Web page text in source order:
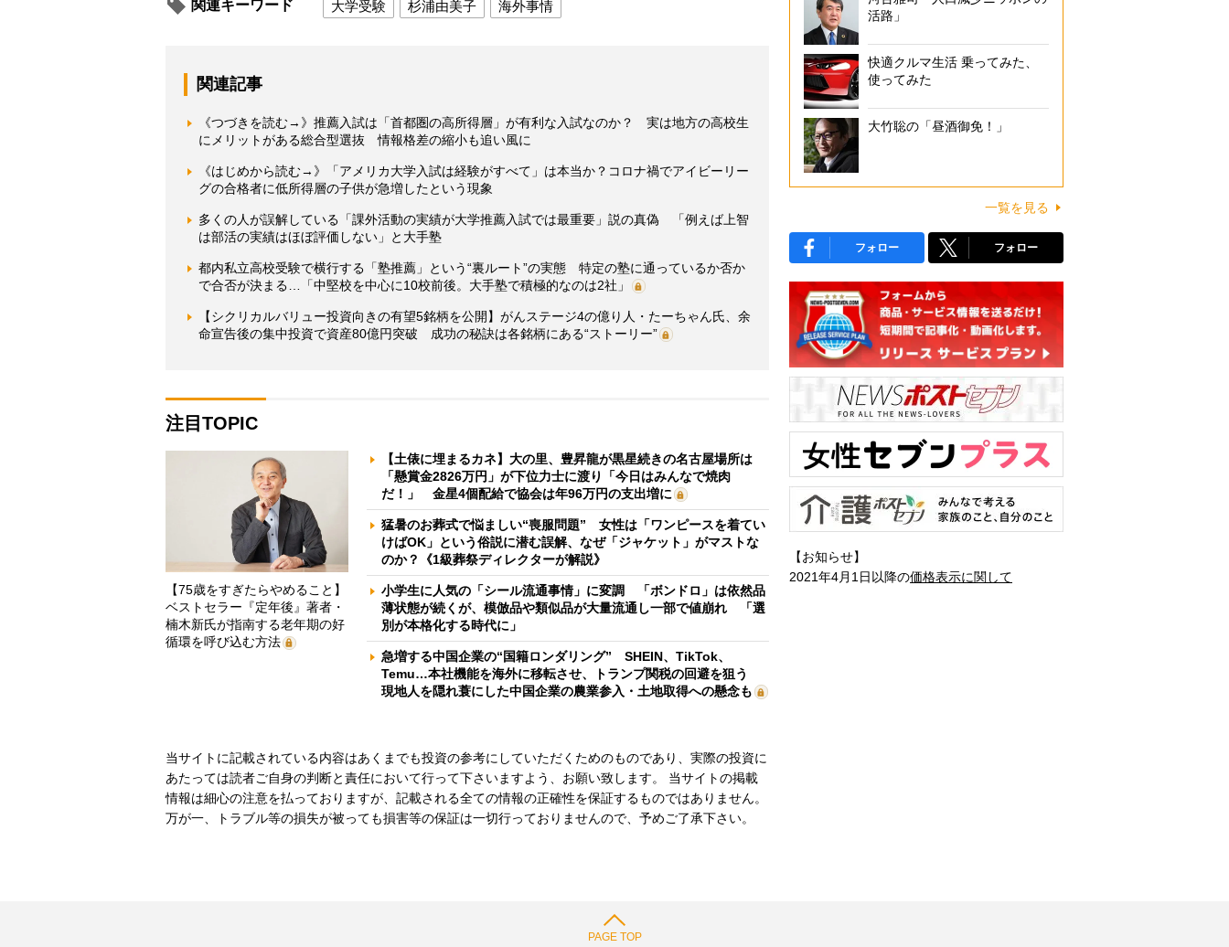
関連キーワード 大学受験 杉浦由美子 海外事情
関連記事
《つづきを読む→》推薦入試は「首都圏の高所得層」が有利な入試なのか？ 実は地方の高校生
にメリットがある総合型選抜 情報格差の縮小も追い風に
《はじめから読む→》「アメリカ大学入試は経験がすべて」は本当か？コロナ禍でアイビーリー
グの合格者に低所得層の子供が急増したという現象
多くの人が誤解している「課外活動の実績が大学推薦入試では最重要」説の真偽 「例えば上智
は部活の実績はほぼ評価しない」と大手塾
都内私立高校受験で横行する「塾推薦」という“裏ルート”の実態 特定の塾に通っているか否か
で合否が決まる…「中堅校を中心に10校前後。大手塾で積極的なのは2社」
【シクリカルバリュー投資向きの有望5銘柄を公開】がんステージ4の億り人・たーちゃん氏、余
命宣告後の集中投資で資産80億円突破 成功の秘訣は各銘柄にある“ストーリー”
注目TOPIC
【75歳をすぎたらやめること】
ベストセラー『定年後』著者・
楠木新氏が指南する老年期の好
循環を呼び込む方法
【土俵に埋まるカネ】大の里、豊昇龍が黒星続きの名古屋場所は
「懸賞金2826万円」が下位力士に渡り「今日はみんなで焼肉
だ！」 金星4個配給で協会は年96万円の支出増に
猛暑のお葬式で悩ましい“喪服問題” 女性は「ワンピースを着てい
けばOK」という俗説に潜む誤解、なぜ「ジャケット」がマストな
のか？《1級葬祭ディレクターが解説》
小学生に人気の「シール流通事情」に変調 「ボンドロ」は依然品
薄状態が続くが、模倣品や類似品が大量流通し一部で値崩れ 「選
別が本格化する時代に」
急増する中国企業の“国籍ロンダリング” SHEIN、TikTok、
Temu…本社機能を海外に移転させ、トランプ関税の回避を狙う
現地人を隠れ蓑にした中国企業の農業参入・土地取得への懸念も
当サイトに記載されている内容はあくまでも投資の参考にしていただくためのものであり、実際の投資に
あたっては読者ご自身の判断と責任において行って下さいますよう、お願い致します。 当サイトの掲載
情報は細心の注意を払っておりますが、記載される全ての情報の正確性を保証するものではありません。
万が一、トラブル等の損失が被っても損害等の保証は一切行っておりませんので、予めご了承下さい。
活路」
快適クルマ生活 乗ってみた、
使ってみた
大竹聡の「昼酒御免！」
一覧を見る
フォロー フォロー
【お知らせ】
2021年4月1日以降の価格表示に関して
PAGE TOP